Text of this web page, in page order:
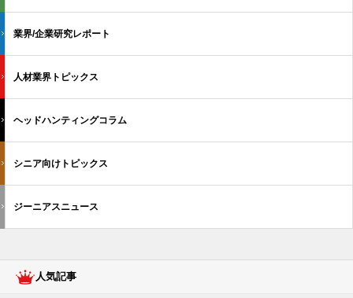
業界/企業研究レポート
人材業界トピックス
ヘッドハンティングコラム
シニア向けトピックス
ジーニアスニュース
人気記事